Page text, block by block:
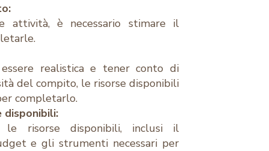
attività, è necessario stimare il
realistica e tener conto di
del compito, le risorse disponibili
completarlo.
risorse disponibili, inclusi il
e gli strumenti necessari per